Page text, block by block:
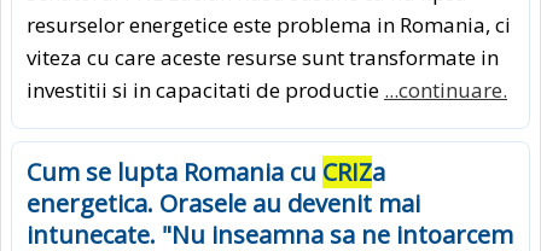
resurselor energetice este problema in Romania, ci
viteza cu care aceste resurse sunt transformate in
investitii si in capacitati de productie ...continuare.
Cum se lupta Romania cu CRIZa
energetica. Orasele au devenit mai
intunecate. "Nu inseamna sa ne intoarcem